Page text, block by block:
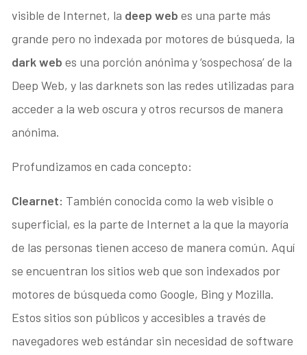
visible de Internet, la deep web es una parte más
grande pero no indexada por motores de búsqueda, la
darkweb es una porción anónima y ‘sospechosa’ de la
Deep Web, y las darknets son las redes utilizadas para
acceder a la web oscura y otros recursos de manera
anónima.
Profundizamos en cada concepto:
Clearnet: También conocida como la web visible o
superficial, es la parte de Internet a la que la mayoría
de las personas tienen acceso de manera común. Aquí
se encuentran los sitios web que son indexados por
motores de búsqueda como Google, Bing y Mozilla.
Estos sitios son públicos y accesibles a través de
navegadores web estándar sin necesidad de software